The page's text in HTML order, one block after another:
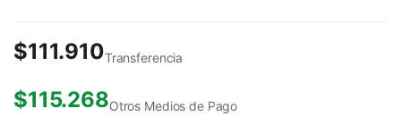
$111.910Transferencia
$115.268Otros Medios de Pago